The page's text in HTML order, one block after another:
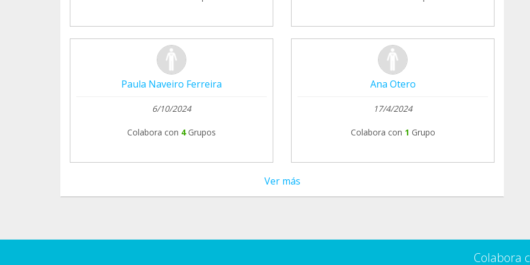
Paula Naveiro Ferreira
6/10/2024
Colabora con 4 Grupos
Ana Otero
17/4/2024
Colabora con 1 Grupo
Ver más
Colabora